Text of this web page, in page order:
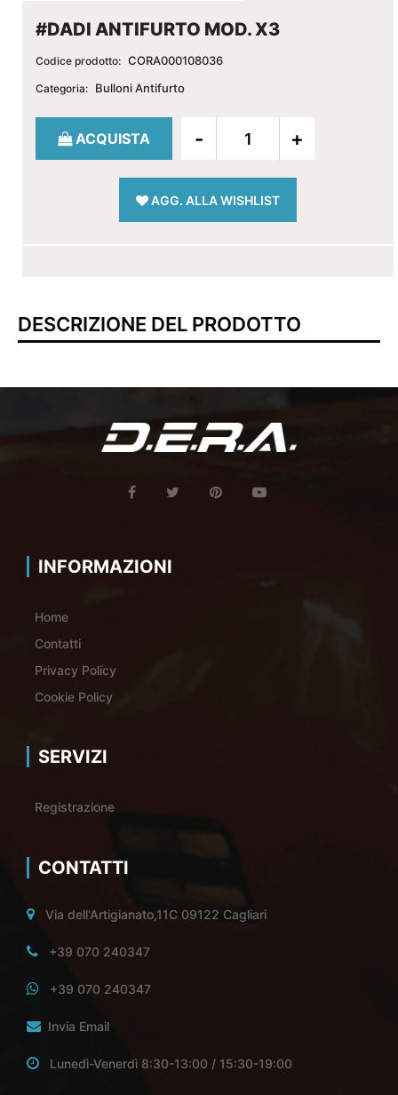
#DADI ANTIFURTO MOD. X3
Codice prodotto: CORA000108036
Categoria: Bulloni Antifurto
Quantità
ACQUISTA
AGG. ALLA WISHLIST
DESCRIZIONE DEL PRODOTTO
INFORMAZIONI
Home
Contatti
Privacy Policy
Cookie Policy
SERVIZI
Registrazione
CONTATTI
Via dell'Artigianato,11C 09122 Cagliari
+39 070 240347
+39 070 240347
Invia Email
Lunedì-Venerdì 8:30-13:00 / 15:30-19:00